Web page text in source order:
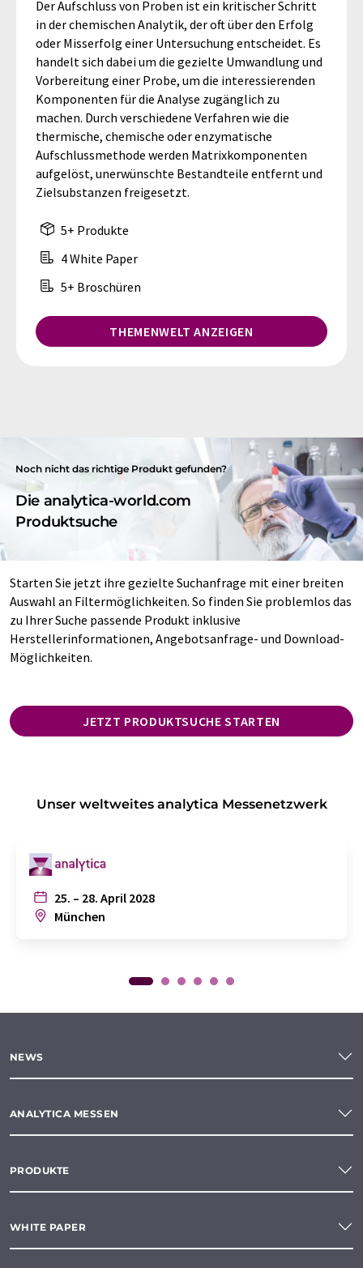
Der Aufschluss von Proben ist ein kritischer Schritt
in der chemischen Analytik, der oft über den Erfolg
oder Misserfolg einer Untersuchung entscheidet. Es
handelt sich dabei um die gezielte Umwandlung und
Vorbereitung einer Probe, um die interessierenden
Komponenten für die Analyse zugänglich zu
machen. Durch verschiedene Verfahren wie die
thermische, chemische oder enzymatische
Aufschlussmethode werden Matrixkomponenten
aufgelöst, unerwünschte Bestandteile entfernt und
Zielsubstanzen freigesetzt.
5+ Produkte
4 White Paper
5+ Broschüren
THEMENWELT ANZEIGEN
Noch nicht das richtige Produkt gefunden?
Die analytica-world.com
Produktsuche
Starten Sie jetzt ihre gezielte Suchanfrage mit einer breiten
Auswahl an Filtermöglichkeiten. So finden Sie problemlos das
zu Ihrer Suche passende Produkt inklusive
Herstellerinformationen, Angebotsanfrage- und Download-
Möglichkeiten.
JETZT PRODUKTSUCHE STARTEN
Unser weltweites analytica Messenetzwerk
25. – 28. April 2028
München
NEWS
ANALYTICA MESSEN
PRODUKTE
WHITE PAPER